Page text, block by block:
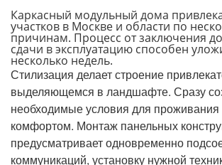
Каркасный модульный дома
участков в Москве и области по
причинам. Процесс от заключения
сдачи в эксплуатацию способен
несколько недель.
Стилизация делает строение
выделяющемся в ландшафте. Сразу
необходимые условия для
комфортом. Монтаж панельных
предусматривает одновременно
коммуникаций, установку нужной